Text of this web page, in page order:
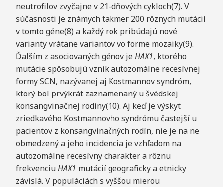
neutrofilov zvyčajne v 21-dňových cykloch(7). V
súčasnosti je známych takmer 200 rôznych mutácií
v tomto géne(8) a každý rok pribúdajú nové
varianty vrátane variantov vo forme mozaiky(9).
Ďalším z asociovaných génov jeHAX1, ktorého
mutácie spôsobujú vznik autozomálne recesívnej
formy SCN, nazývanej aj Kostmannov syndróm,
ktorý bol prvýkrát zaznamenaný u švédskej
konsangvinačnej rodiny(10). Aj keď je výskyt
zriedkavého Kostmannovho syndrómu častejší u
pacientov z konsangvinačných rodín, nie je na ne
obmedzený a jeho incidencia je vzhľadom na
autozomálne recesívny charakter a rôznu
frekvenciuHAX1 mutácií geograficky a etnicky
závislá. V populáciách s vyššou mierou